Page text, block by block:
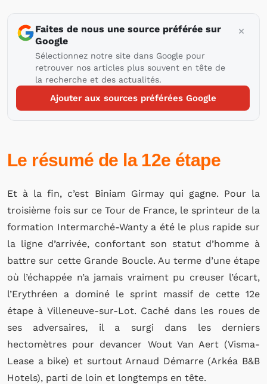
Faites de nous une source préférée sur
Google
Sélectionnez notre site dans Google pour
retrouver nos articles plus souvent en tête de
la recherche et des actualités.
Ajouter aux sources préférées Google
Le résumé de la 12e étape
Et à la fin, c’est Biniam Girmay qui gagne. Pour la
troisième fois sur ce Tour de France, le sprinteur de la
formation Intermarché-Wanty a été le plus rapide sur
la ligne d’arrivée, confortant son statut d’homme à
battre sur cette Grande Boucle. Au terme d’une étape
où l’échappée n’a jamais vraiment pu creuser l’écart,
l’Erythréen a dominé le sprint massif de cette 12e
étape à Villeneuve-sur-Lot. Caché dans les roues de
ses adversaires, il a surgi dans les derniers
hectomètres pour devancer Wout Van Aert (Visma-
Lease a bike) et surtout Arnaud Démarre (Arkéa B&B
Hotels), parti de loin et longtemps en tête.